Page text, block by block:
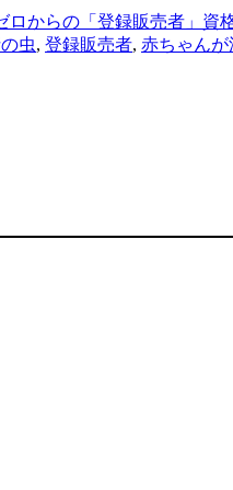
ロからの「登録販売者」資
虫, 登録販売者, 赤ちゃんが